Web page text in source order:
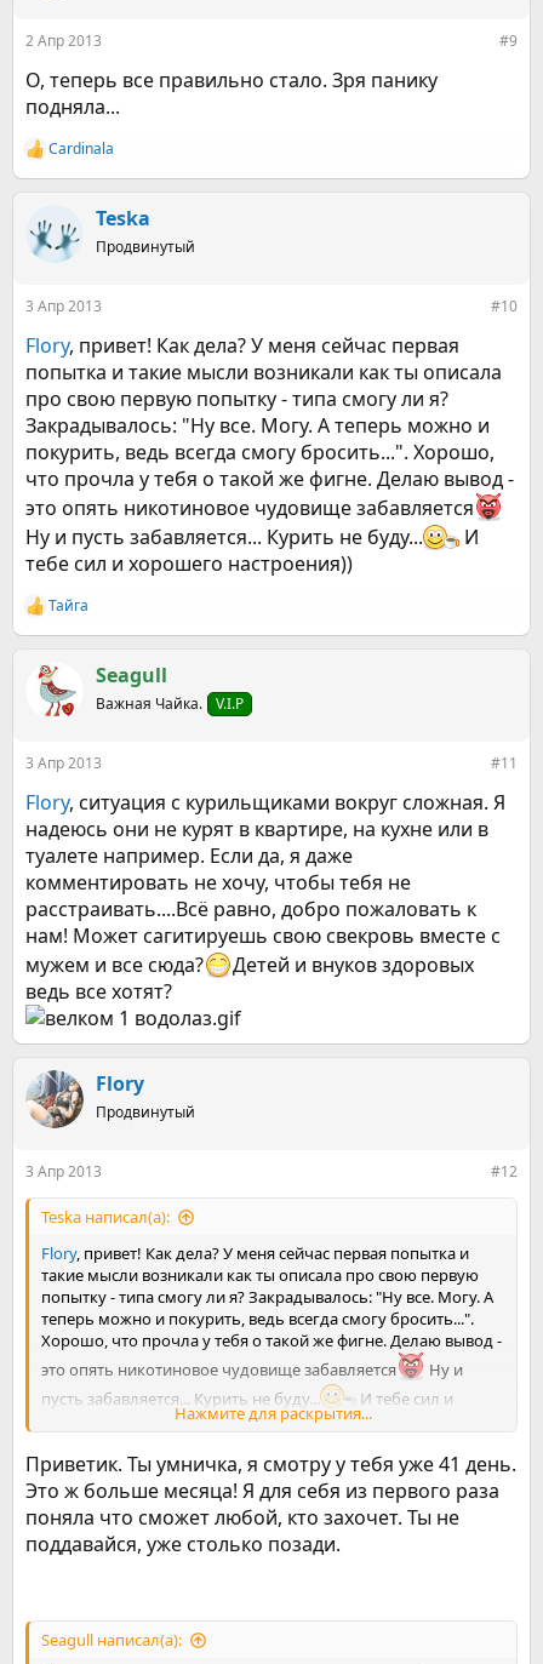
2 Апр 2013 #9
О, теперь все правильно стало. Зря панику
подняла...
Р
е
ц
и
Cardinala
Teska
Продвинутый
3 Апр 2013 #10
Flory, привет! Как дела? У меня сейчас первая
попытка и такие мысли возникали как ты описала
про свою первую попытку - типа смогу ли я?
Закрадывалось: "Ну все. Могу. А теперь можно и
покурить, ведь всегда смогу бросить...". Хорошо,
что прочла у тебя о такой же фигне. Делаю вывод -
это опять никотиновое чудовище забавляется
Ну и пусть забавляется... Курить не буду...
И
тебе сил и хорошего настроения))
Р
е
Тайга
Seagull
Важная Чайка. V.I.P
3 Апр 2013 #11
Flory, ситуация с курильщиками вокруг сложная. Я
надеюсь они не курят в квартире, на кухне или в
туалете например. Если да, я даже
комментировать не хочу, чтобы тебя не
расстраивать....Всё равно, добро пожаловать к
нам! Может сагитируешь свою свекровь вместе с
мужем и все сюда?
Детей и внуков здоровых
ведь все хотят?
Flory
Продвинутый
3 Апр 2013 #12
Teska написал(а):
Flory, привет! Как дела? У меня сейчас первая попытка и
такие мысли возникали как ты описала про свою первую
попытку - типа смогу ли я? Закрадывалось: "Ну все. Могу. А
теперь можно и покурить, ведь всегда смогу бросить...".
Хорошо, что прочла у тебя о такой же фигне. Делаю вывод -
это опять никотиновое чудовище забавляется
Ну и
пусть забавляется... Курить не буду...
И тебе сил и
хорошего настроения))Нажмите для раскрытия...
Приветик. Ты умничка, я смотру у тебя уже 41 день.
Это ж больше месяца! Я для себя из первого раза
поняла что сможет любой, кто захочет. Ты не
поддавайся, уже столько позади.
Seagull написал(а):